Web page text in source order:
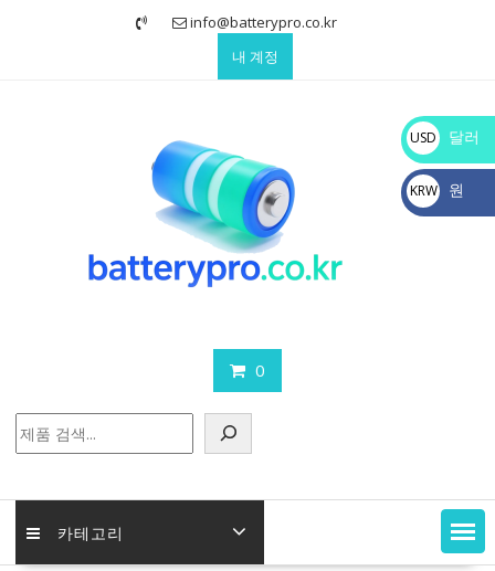
info@batterypro.co.kr
내 계정
0
색
카테고리
USD
$
달러
KRW
₩
원